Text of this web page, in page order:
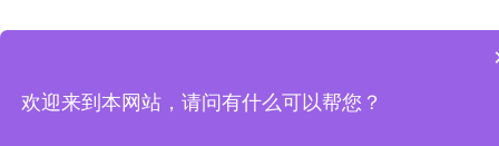
欢迎来到本网站，请问有什么可以帮您？